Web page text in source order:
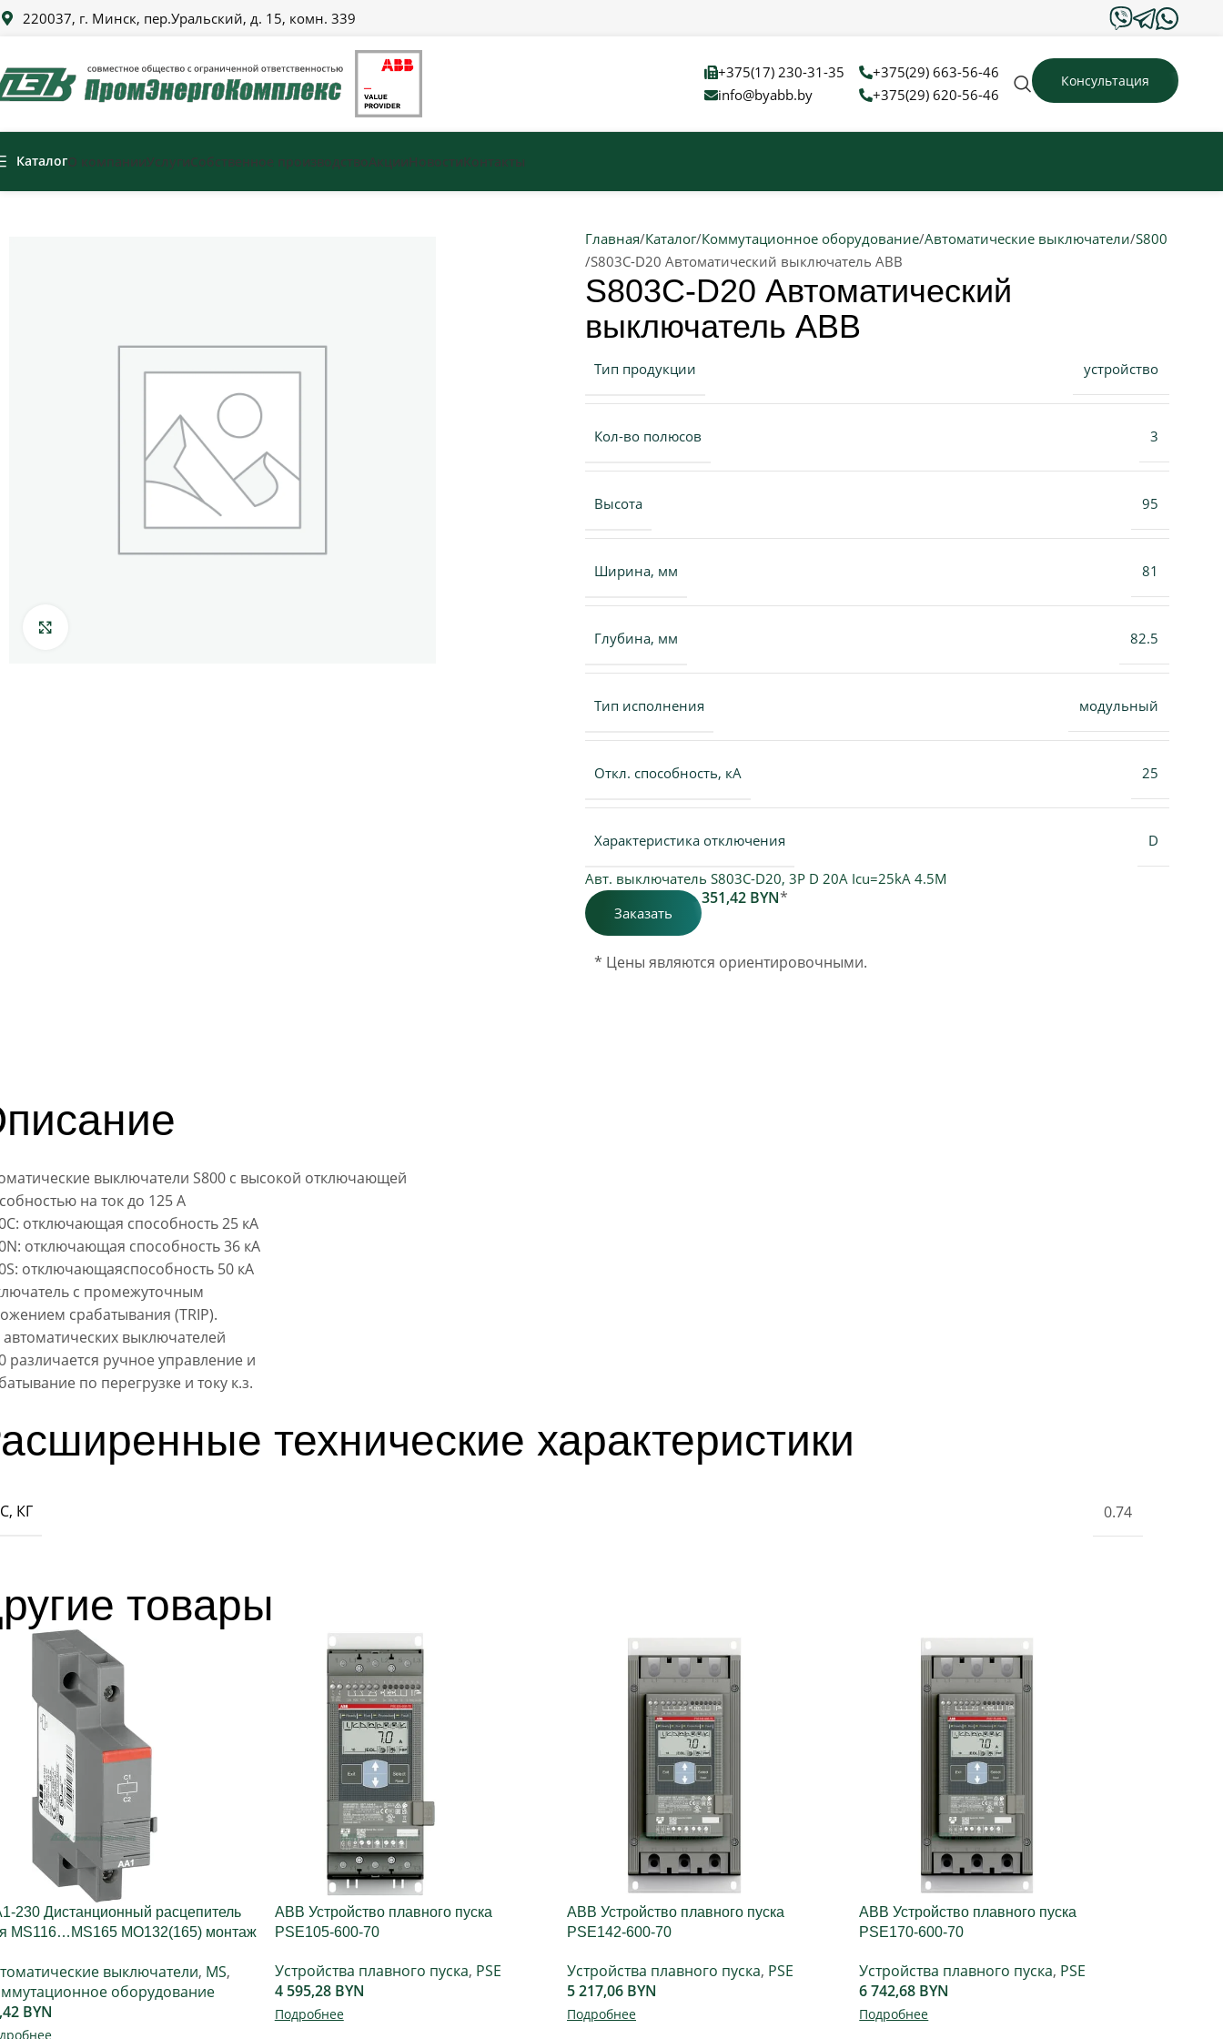
220037, г. Минск, пер.Уральский, д. 15, комн. 339
+375(17) 230-31-35
info@byabb.by
+375(29) 663-56-46
+375(29) 620-56-46
Консультация
КаталогО компанииУслугиСобственное производствоАкцииНовостиКонтакты
Главная Каталог Коммутационное оборудование Автоматические выключатели S800
S803C-D20 Автоматический выключатель ABB
S803C-D20 Автоматический
выключатель ABB
Тип продукции устройство
Кол-во полюсов 3
Высота 95
Ширина, мм 81
Глубина, мм 82.5
Тип исполнения модульный
Откл. способность, кА 25
Характеристика отключения D
Авт. выключатель S803C-D20, 3P D 20A Icu=25kA 4.5M
Заказать
351,42 BYN*
* Цены являются ориентировочными.
выключатели S800 с высокой отключающей
на ток до 125 А
отключающая способность 25 кА
отключающая способность 36 кА
отключающаяспособность 50 кА
с промежуточным
срабатывания (TRIP).
выключателей
различается ручное управление и
по перегрузке и току к.з.
технические характеристики
КГ 0.74
товары
230 Дистанционный расцепитель
MS116…MS165 MO132(165) монтаж
выключатели, MS,
оборудование
BYN
ABB Устройство плавного пуска
PSE105-600-70
Устройства плавного пуска, PSE
4 595,28 BYN
Подробнее
ABB Устройство плавного пуска
PSE142-600-70
Устройства плавного пуска, PSE
5 217,06 BYN
Подробнее
ABB Устройство плавного пуска
PSE170-600-70
Устройства плавного пуска, PSE
6 742,68 BYN
Подробнее